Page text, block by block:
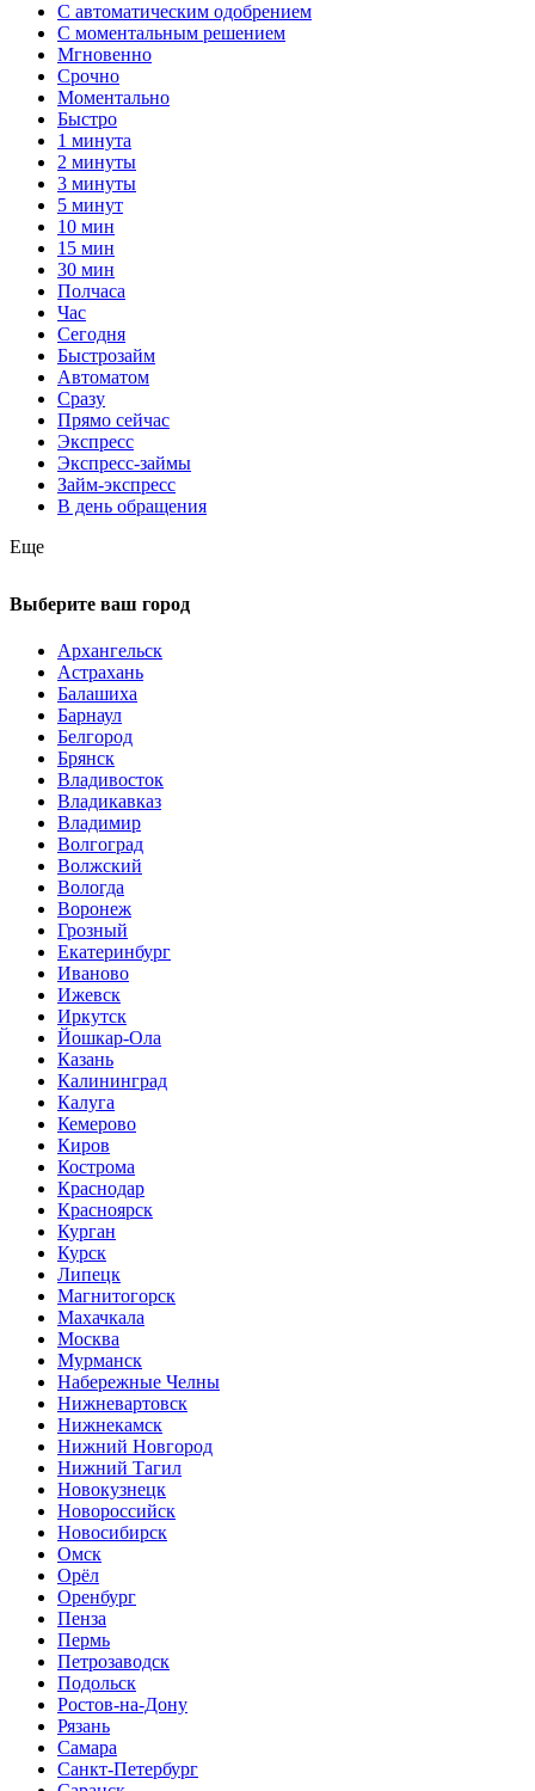
С автоматическим одобрением
С моментальным решением
Мгновенно
Срочно
Моментально
Быстро
1 минута
2 минуты
3 минуты
5 минут
10 мин
15 мин
30 мин
Полчаса
Час
Сегодня
Быстрозайм
Автоматом
Сразу
Прямо сейчас
Экспресс
Экспресс-займы
Займ-экспресс
В день обращения
Еще
Выберите ваш город
Архангельск
Астрахань
Балашиха
Барнаул
Белгород
Брянск
Владивосток
Владикавказ
Владимир
Волгоград
Волжский
Вологда
Воронеж
Грозный
Екатеринбург
Иваново
Ижевск
Иркутск
Йошкар-Ола
Казань
Калининград
Калуга
Кемерово
Киров
Кострома
Краснодар
Красноярск
Курган
Курск
Липецк
Магнитогорск
Махачкала
Москва
Мурманск
Набережные Челны
Нижневартовск
Нижнекамск
Нижний Новгород
Нижний Тагил
Новокузнецк
Новороссийск
Новосибирск
Омск
Орёл
Оренбург
Пенза
Пермь
Петрозаводск
Подольск
Ростов-на-Дону
Рязань
Самара
Санкт-Петербург